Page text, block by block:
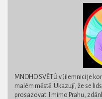
MNOHO SVĚTŮ v Jilemnici je
malém městě. Ukazují, že se
prosazovat. I mimo Prahu,